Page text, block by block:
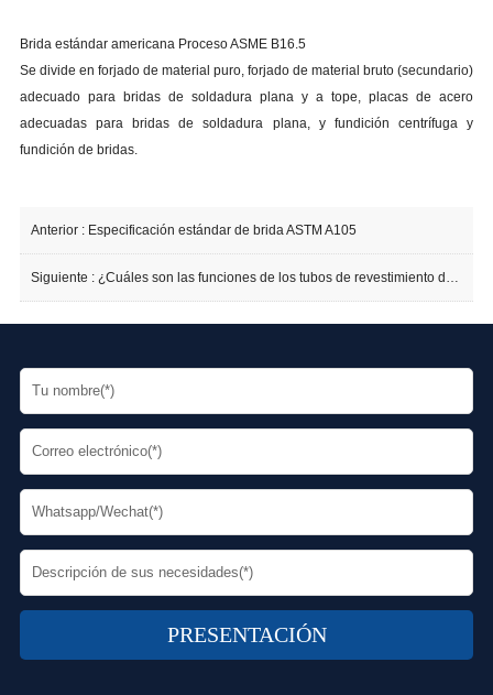
Brida estándar americana Proceso ASME B16.5
Se divide en forjado de material puro, forjado de material bruto (secundario)
adecuado para bridas de soldadura plana y a tope, placas de acero
adecuadas para bridas de soldadura plana, y fundición centrífuga y
fundición de bridas.
Anterior : Especificación estándar de brida ASTM A105
Siguiente : ¿Cuáles son las funciones de los tubos de revestimiento de cables?